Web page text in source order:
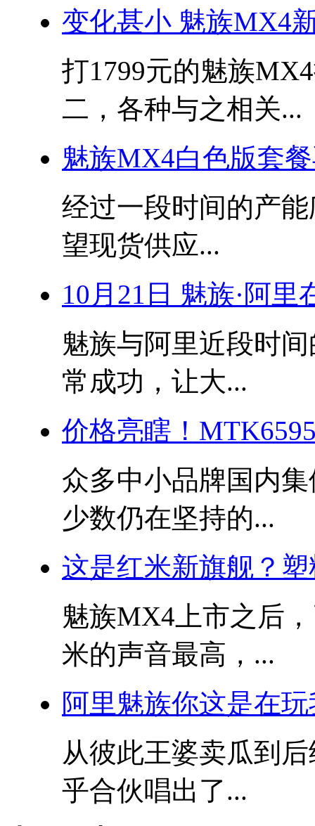
变化甚小 魅族MX4
打1799元的魅族
二，各种与之相关...
魅族MX4白色版套
经过一段时间的产
望现货供应...
10月21日 魅族·阿里
魅族与阿里近段时
常成功，让大...
价格亮瞎！
众多中小品牌国内
少数仍在坚持的...
这是红米新旗舰？
魅族MX4上市之后
米的声音最高，...
阿里魅族你这是在
从彼此王婆卖瓜到
乎合伙唱出了...